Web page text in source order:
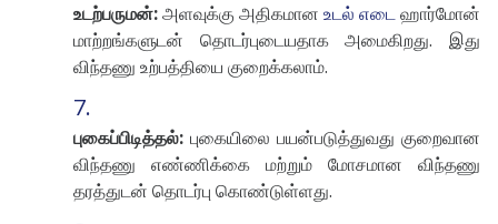
உடற்பருமன்:அளவுக்கு அதிகமான உடல் எடைஹார்மோன்
மாற்றங்களுடன் தொடர்புடையதாக அமைகிறது. இது
விந்தணு உற்பத்தியை குறைக்கலாம்.
புகைப்பிடித்தல்: புகையிலை பயன்படுத்துவது குறைவான
விந்தணு எண்ணிக்கை மற்றும் மோசமான விந்தணு
தரத்துடன் தொடர்பு கொண்டுள்ளது.